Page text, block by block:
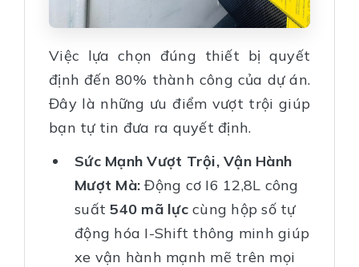
Việc lựa chọn đúng thiết bị quyết
định đến 80% thành công của dự án.
Đây là những ưu điểm vượt trội giúp
bạn tự tin đưa ra quyết định.
Sức Mạnh Vượt Trội, Vận Hành
Mượt Mà: Động cơ I6 12,8L công
suất540 mã lựccùng hộp số tự
động hóa I-Shift thông minh giúp
xe vận hành mạnh mẽ trên mọi